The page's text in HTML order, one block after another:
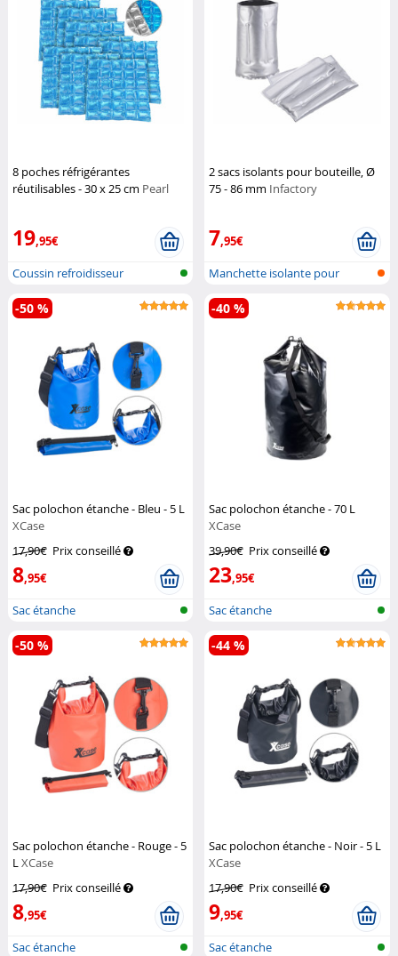
8 poches réfrigérantes
réutilisables - 30 x 25 cm Pearl
19,95€
Coussin refroidisseur
2 sacs isolants pour bouteille, Ø
75 - 86 mm Infactory
7,95€
Manchette isolante pour
bouteille
Sac polochon étanche - Bleu - 5 L
XCase
17,90€ Prix conseillé
8,95€
-50 %
Sac étanche
Sac polochon étanche - 70 L
XCase
39,90€ Prix conseillé
23,95€
-40 %
Sac étanche
Sac polochon étanche - Rouge - 5
LXCase
17,90€ Prix conseillé
8,95€
-50 %
Sac étanche
Sac polochon étanche - Noir - 5 L
XCase
17,90€ Prix conseillé
9,95€
-44 %
Sac étanche